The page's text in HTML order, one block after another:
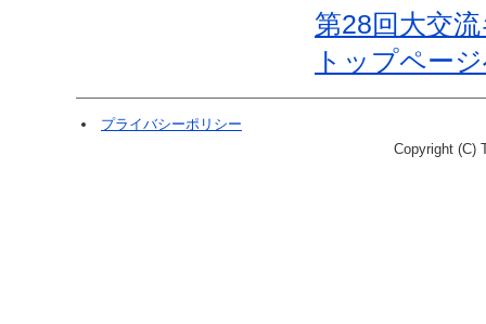
第28回大交
トップペー
プライバシーポリシー
Copyright (C)